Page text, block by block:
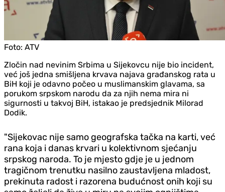
Foto: ATV
Zločin nad nevinim Srbima u Sijekovcu nije bio incident,
već još jedna smišljena krvava najava građanskog rata u
BiH koji je odavno počeo u muslimanskim glavama, sa
porukom srpskom narodu da za njih nema mira ni
sigurnosti u takvoj BiH, istakao je predsjednik Milorad
Dodik.
"Sijekovac nije samo geografska tačka na karti, već
rana koja i danas krvari u kolektivnom sjećanju
srpskog naroda. To je mjesto gd‌je je u jednom
tragičnom trenutku nasilno zaustavljena mladost,
prekinuta radost i razorena budućnost onih koji su